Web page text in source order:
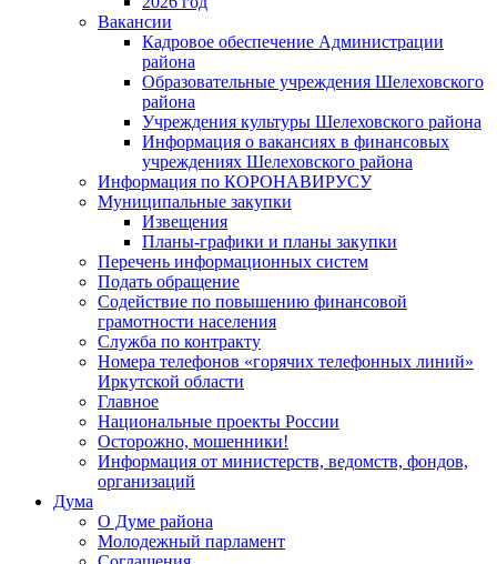
Вакансии
Кадровое обеспечение Администрации
района
Образовательные учреждения Шелеховского
района
Учреждения культуры Шелеховского района
Информация о вакансиях в финансовых
учреждениях Шелеховского района
Информация по КОРОНАВИРУСУ
Муниципальные закупки
Извещения
Планы-графики и планы закупки
Перечень информационных систем
Подать обращение
Содействие по повышению финансовой
грамотности населения
Служба по контракту
Номера телефонов «горячих телефонных линий»
Иркутской области
Главное
Национальные проекты России
Осторожно, мошенники!
Информация от министерств, ведомств, фондов,
организаций
Дума
О Думе района
Молодежный парламент